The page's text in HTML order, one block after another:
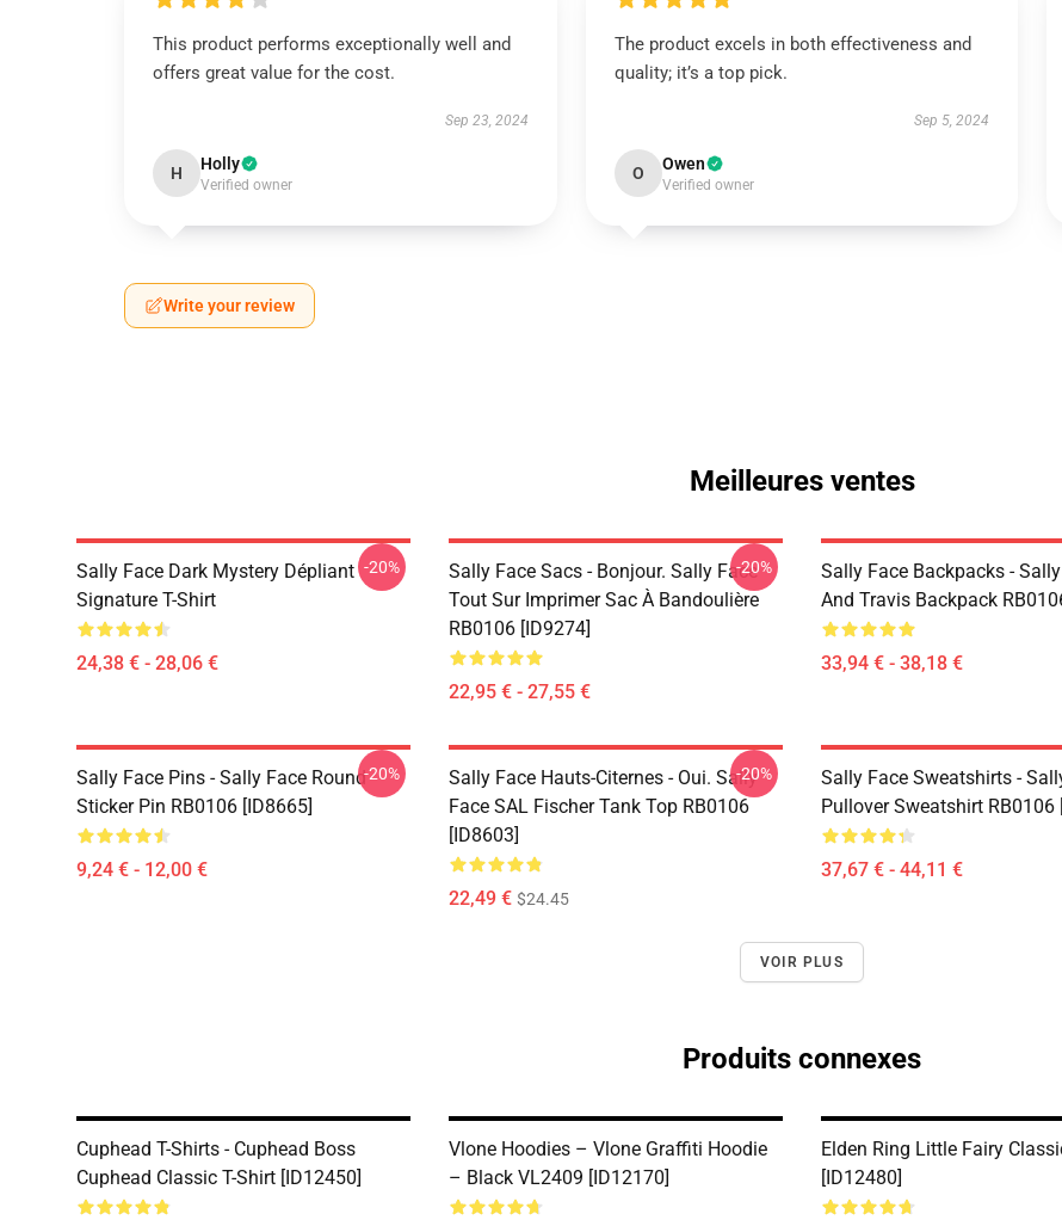
This product performs exceptionally well and
offers great value for the cost.
Sep 23, 2024
H Holly
Verified owner
The product excels in both effectiveness and
quality; it’s a top pick.
Sep 5, 2024
O Owen
Verified owner
Write your review
Meilleures ventes
Sally Face Dark Mystery Dépliant
Signature T-Shirt
24,38 € - 28,06 €
-20%
Sally Face Sacs - Bonjour. Sally Face
Tout Sur Imprimer Sac À Bandoulière
RB0106 [ID9274]
22,95 € - 27,55 €
-20%
Sally Face Backpacks -
And Travis Backpack
33,94 € - 38,18 €
Sally Face Pins - Sally Face Round
Sticker Pin RB0106 [ID8665]
9,24 € - 12,00 €
-20%
Sally Face Hauts-Citernes - Oui. Sally
Face SAL Fischer Tank Top RB0106
[ID8603]
22,49 € $24.45
-20%
Sally Face Sweatshirts -
Pullover Sweatshirt RB0106
37,67 € - 44,11 €
VOIR PLUS
Produits connexes
Cuphead T-Shirts - Cuphead Boss
Cuphead Classic T-Shirt [ID12450]
Vlone Hoodies – Vlone Graffiti Hoodie
– Black VL2409 [ID12170]
Elden Ring Little Fairy
[ID12480]